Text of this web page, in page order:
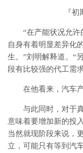
『
“在产能状况允
自身有着明显差异化
生。”刘明解释道。“
段有比较强的代工需
在他看来，汽车
与此同时，对于
意味着要增加新的投
当然就现阶段来说，
立，可能只有等到汽